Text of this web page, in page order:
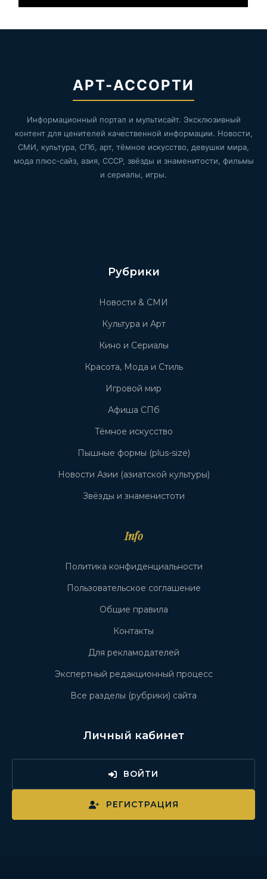
АРТ-АССОРТИ
Информационный портал и мультисайт. Эксклюзивный
контент для ценителей качественной информации. Новости,
СМИ, культура, СПб, арт, тёмное искусство, девушки мира,
мода плюс-сайз, азия, СССР, звёзды и знаменитости, фильмы
и сериалы, игры.
Рубрики
Новости & СМИ
Культура и Арт
Кино и Сериалы
Красота, Мода и Стиль
Игровой мир
Афиша СПб
Тёмное искусство
Пышные формы (plus-size)
Новости Азии (азиатской культуры)
Звёзды и знаменистоти
Info
Политика конфиденциальности
Пользовательское соглашение
Общие правила
Контакты
Для рекламодателей
Экспертный редакционный процесс
Все разделы (рубрики) сайта
Личный кабинет
ВОЙТИ
РЕГИСТРАЦИЯ